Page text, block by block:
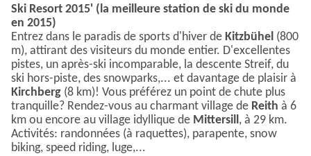
Ski Resort 2015' (la meilleure station de ski du monde
en 2015)
Entrez dans le paradis de sports d'hiver de Kitzbühel (800
m), attirant des visiteurs du monde entier. D'excellentes
pistes, un après-ski incomparable, la descente Streif, du
ski hors-piste, des snowparks,... et davantage de plaisir à
Kirchberg (8 km)! Vous préférez un point de chute plus
tranquille? Rendez-vous au charmant village de Reith à 6
km ou encore au village idyllique de Mittersill, à 29 km.
Activités: randonnées (à raquettes), parapente, snow
biking, speed riding, luge,...